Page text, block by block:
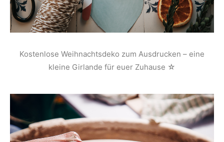
Kostenlose Weihnachtsdeko zum Ausdrucken – eine
kleine Girlande für euer Zuhause ☆